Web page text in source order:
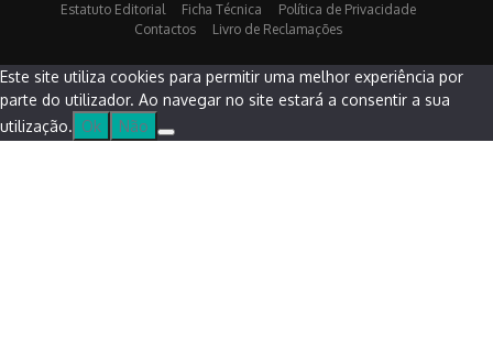
Estatuto Editorial
Ficha Técnica
Política de Privacidade
Contactos
Livro de Reclamações
Este site utiliza cookies para permitir uma melhor experiência por
parte do utilizador. Ao navegar no site estará a consentir a sua
utilização. Ok Não